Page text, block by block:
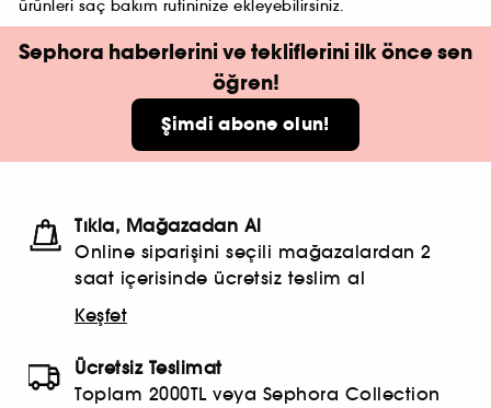
ürünleri saç bakım rutininize ekleyebilirsiniz.
Sephora haberlerini ve tekliflerini ilk önce sen
öğren!
Şimdi abone olun!
Tıkla, Mağazadan Al
Online siparişini seçili mağazalardan 2
saat içerisinde ücretsiz teslim al
Keşfet
Ücretsiz Teslimat
Toplam 2000TL veya Sephora Collection